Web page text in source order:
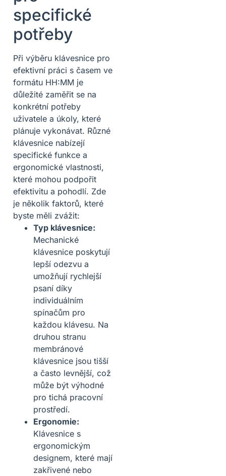
specifické
potřeby
Při výběru klávesnice pro
efektivní práci s časem ve
formátu HH:MM je
důležité zaměřit se na
konkrétní potřeby
uživatele a úkoly, které
plánuje vykonávat. Různé
klávesnice nabízejí
specifické funkce a
ergonomické vlastnosti,
které mohou podpořit
efektivitu a pohodlí. Zde
je několik faktorů, které
byste měli zvážit:
Typ klávesnice:
Mechanické
klávesnice poskytují
lepší odezvu a
umožňují rychlejší
psaní díky
individuálním
spínačům pro
každou klávesu. Na
druhou stranu
membránové
klávesnice jsou tišší
a často levnější, což
může být výhodné
pro tichá pracovní
prostředí.
Ergonomie:
Klávesnice s
ergonomickým
designem, které mají
zakřivené nebo